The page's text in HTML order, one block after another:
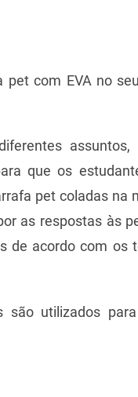
com EVA no
assuntos,
que os
pet coladas na
as respostas às
de acordo com os
são utilizados